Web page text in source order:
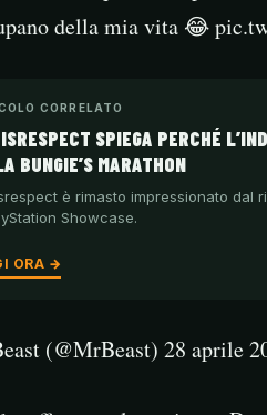
della mia vita 😂
CORRELATO
SPIEGA PERCHÉ
BUNGIE’S MARATHON
è rimasto impressionato dal
Showcase.
ORA →
(@MrBeast) 28 aprile